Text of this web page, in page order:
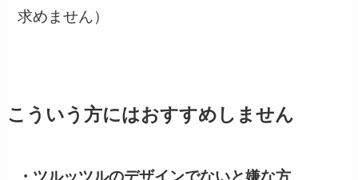
求めません）
こういう方にはおすすめしません
・ツルッツルのデザインでないと嫌な方